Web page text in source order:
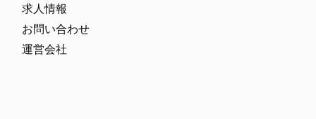
求人情報
お問い合わせ
運営会社